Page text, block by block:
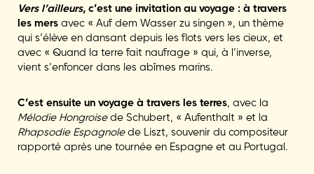
Vers l’ailleurs, c’est une invitation au voyage : à travers
les mers avec « Auf dem Wasser zu singen », un thème
qui s’élève en dansant depuis les flots vers les cieux, et
avec « Quand la terre fait naufrage » qui, à l’inverse,
vient s’enfoncer dans les abîmes marins.
C’est ensuite un voyage à travers les terres, avec la
Mélodie Hongroisede Schubert, « Aufenthalt » et la
Rhapsodie Espagnolede Liszt, souvenir du compositeur
rapporté après une tournée en Espagne et au Portugal.